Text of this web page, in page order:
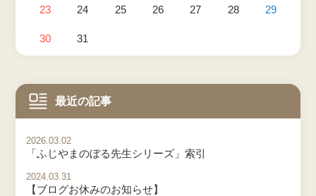
23 24 25 26 27 28 29
30 31
最近の記事
2026.03.02
「ふじやまのぼる先生シリーズ」索引
2024.03.31
【ブログお休みのお知らせ】